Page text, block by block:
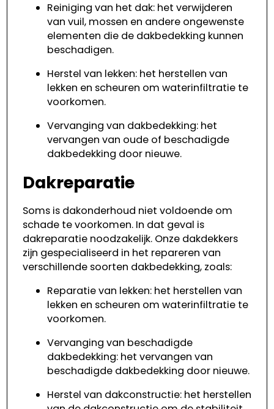
Reiniging van het dak: het verwijderen
van vuil, mossen en andere ongewenste
elementen die de dakbedekking kunnen
beschadigen.
Herstel van lekken: het herstellen van
lekken en scheuren om waterinfiltratie te
voorkomen.
Vervanging van dakbedekking: het
vervangen van oude of beschadigde
dakbedekking door nieuwe.
Dakreparatie
Soms is dakonderhoud niet voldoende om
schade te voorkomen. In dat geval is
dakreparatie noodzakelijk. Onze dakdekkers
zijn gespecialiseerd in het repareren van
verschillende soorten dakbedekking, zoals:
Reparatie van lekken: het herstellen van
lekken en scheuren om waterinfiltratie te
voorkomen.
Vervanging van beschadigde
dakbedekking: het vervangen van
beschadigde dakbedekking door nieuwe.
Herstel van dakconstructie: het herstellen